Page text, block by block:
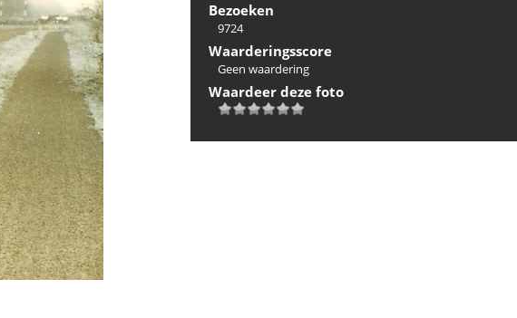
Bezoeken
9724
Waarderingsscore
Geen waardering
Waardeer deze foto